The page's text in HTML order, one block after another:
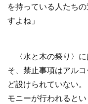
を持っている人たち
すよね」
〈水と木の祭り〉
そ、禁止事項はアル
ど設けられていない
モニーが行われると